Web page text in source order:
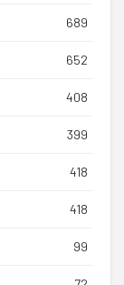
689
652
408
399
418
418
99